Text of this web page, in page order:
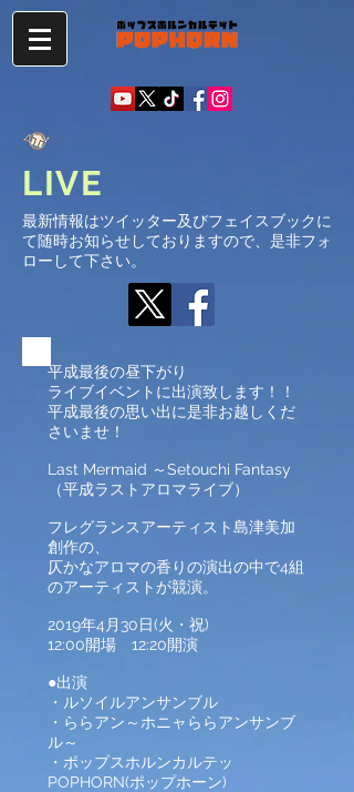
LIVE
最新情報はツイッター及びフェイスブックに
て随時お知らせしておりますので、是非フォ
ローして下さい。
平成最後の昼下がり
ライブイベントに出演致します！！
平成最後の思い出に是非お越しくだ
さいませ！
Last Mermaid ～Setouchi Fantasy
（平成ラストアロマライブ）
フレグランスアーティスト島津美加
創作の、
仄かなアロマの香りの演出の中で4組
のアーティストが競演。
2019年4月30日(火・祝)
12:00開場 12:20開演
●出演
・ルソイルアンサンブル
・ららアン～ホニャららアンサンブ
ル～
・ポップスホルンカルテッ
POPHORN(ポップホーン)